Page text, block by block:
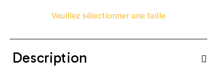
Veuillez sélectionner une taille
Description